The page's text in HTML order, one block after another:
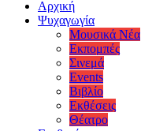
Αρχική
Ψυχαγωγία
Μουσικά Νέα
Εκπομπές
Σινεμά
Events
Βιβλίο
Εκθέσεις
Θέατρο